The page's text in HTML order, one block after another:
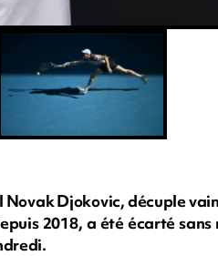
Djokovic, décuple
2018, a été écarté sans